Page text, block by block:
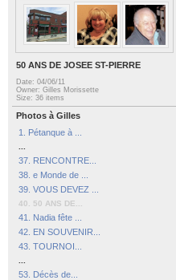
50 ANS DE JOSEE ST-PIERRE
Date: 04/06/11
Owner: Gilles Morissette
Size: 36 items
Photos à Gilles
1. Pétanque à ...
37. RENCONTRE...
38. e Monde de ...
39. VOUS DEVEZ ...
40. 50 ANS DE...
41. Nadia fête ...
42. EN SOUVENIR...
43. TOURNOI...
53. Décès de...